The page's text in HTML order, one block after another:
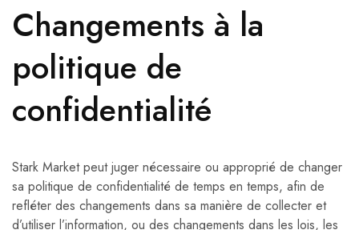
Changements à la
politique de
confidentialité
Stark Market peut juger nécessaire ou approprié de changer
sa politique de confidentialité de temps en temps, afin de
refléter des changements dans sa manière de collecter et
d’utiliser l’information, ou des changements dans les lois, les